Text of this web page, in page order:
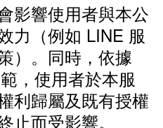
影響使用者與本公
力（例如 LINE 服
）。同時，依據
，使用者於本服
利歸屬及既有授權
止而受影響。